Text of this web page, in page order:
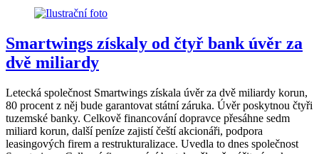
Smartwings získaly od čtyř bank úvěr za
dvě miliardy
Letecká společnost Smartwings získala úvěr za dvě miliardy korun,
80 procent z něj bude garantovat státní záruka. Úvěr poskytnou čtyři
tuzemské banky. Celkově financování dopravce přesáhne sedm
miliard korun, další peníze zajistí čeští akcionáři, podpora
leasingových firem a restrukturalizace. Uvedla to dnes společnost